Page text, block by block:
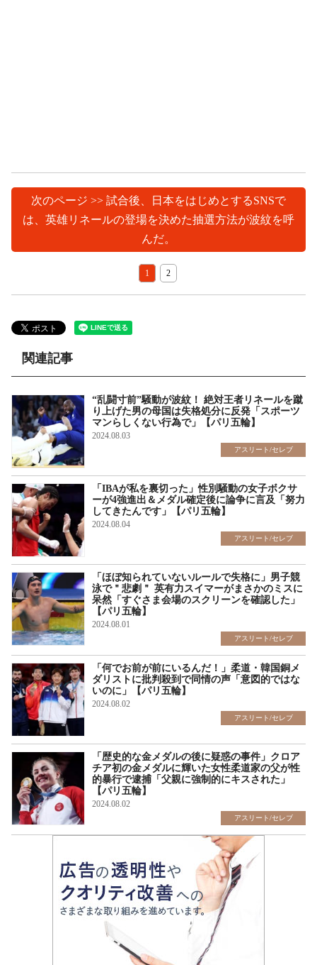
次のページ >> 試合後、日本をはじめとするSNSで
は、英雄リネールの登場を決めた抽選方法が波紋を呼
んだ。
1 2
関連記事
“乱闘寸前”騒動が波紋！ 絶対王者リネールを蹴
り上げた男の母国は失格処分に反発「スポーツ
マンらしくない行為で」【パリ五輪】
2024.08.03
アスリート/セレブ
「IBAが私を裏切った」性別騒動の女子ボクサ
ーが4強進出＆メダル確定後に論争に言及「努力
してきたんです」【パリ五輪】
2024.08.04
アスリート/セレブ
「ほぼ知られていないルールで失格に」男子競
泳で＂悲劇＂ 英有力スイマーがまさかのミスに
呆然「すぐさま会場のスクリーンを確認した」
【パリ五輪】
2024.08.01
アスリート/セレブ
「何でお前が前にいるんだ！」柔道・韓国銅メ
ダリストに批判殺到で同情の声「意図的ではな
いのに」【パリ五輪】
2024.08.02
アスリート/セレブ
「歴史的な金メダルの後に疑惑の事件」クロア
チア初の金メダルに輝いた女性柔道家の父が性
的暴行で逮捕「父親に強制的にキスされた」
【パリ五輪】
2024.08.02
アスリート/セレブ